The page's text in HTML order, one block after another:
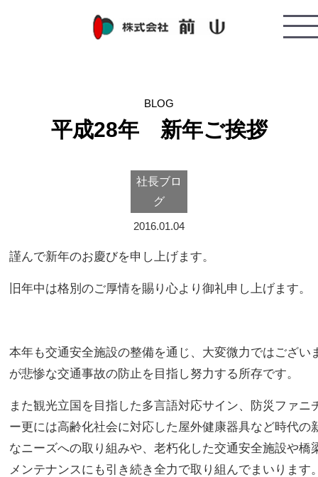
平成28年 新年ご挨拶
社長ブロ
グ
2016.01.04
謹んで新年のお慶びを申し上げます。
旧年中は格別のご厚情を賜り心より御礼申し上げます。
本年も交通安全施設の整備を通じ、大変微力ではござい
が悲惨な交通事故の防止を目指し努力する所存です。
また観光立国を目指した多言語対応サイン、防災ファニ
ー更には高齢化社会に対応した屋外健康器具など時代の
なニーズへの取り組みや、老朽化した交通安全施設や橋
メンテナンスにも引き続き全力で取り組んでまいります